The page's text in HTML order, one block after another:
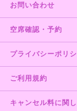
お問い合わせ
空席確認・予約
プライバシーポリ
ご利用規約
キャンセル料に関